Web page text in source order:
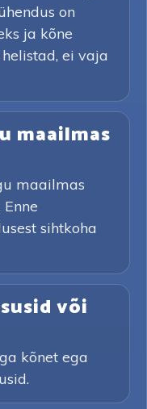
on
ja kõne
ei vaja
maailmas
maailmas
sihtkoha
või
kõnet ega